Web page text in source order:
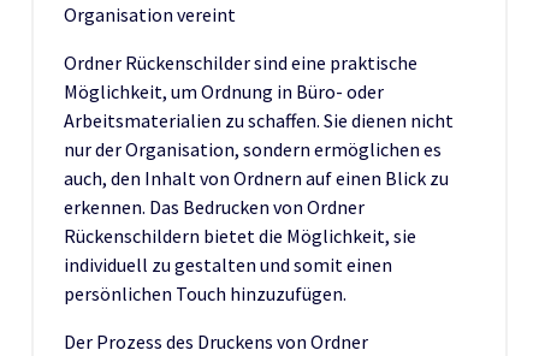
Organisation vereint
Ordner Rückenschilder sind eine praktische
Möglichkeit, um Ordnung in Büro- oder
Arbeitsmaterialien zu schaffen. Sie dienen nicht
nur der Organisation, sondern ermöglichen es
auch, den Inhalt von Ordnern auf einen Blick zu
erkennen. Das Bedrucken von Ordner
Rückenschildern bietet die Möglichkeit, sie
individuell zu gestalten und somit einen
persönlichen Touch hinzuzufügen.
Der Prozess des Druckens von Ordner